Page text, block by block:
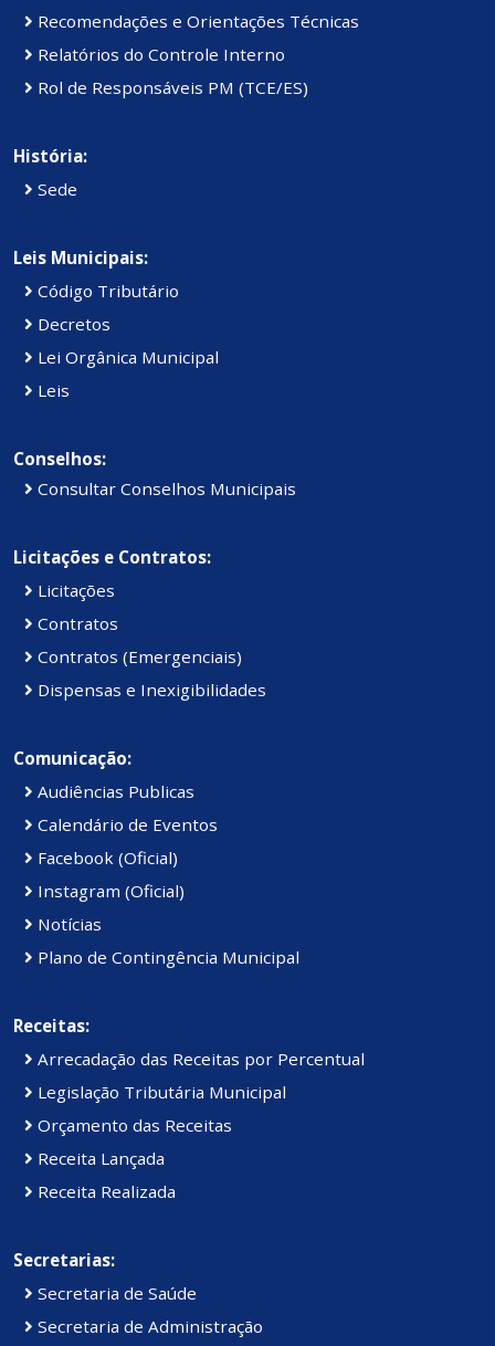
Recomendações e Orientações Técnicas
Relatórios do Controle Interno
Rol de Responsáveis PM (TCE/ES)
História:
Sede
Leis Municipais:
Código Tributário
Decretos
Lei Orgânica Municipal
Leis
Conselhos:
Consultar Conselhos Municipais
Licitações e Contratos:
Licitações
Contratos
Contratos (Emergenciais)
Dispensas e Inexigibilidades
Comunicação:
Audiências Publicas
Calendário de Eventos
Facebook (Oficial)
Instagram (Oficial)
Notícias
Plano de Contingência Municipal
Receitas:
Arrecadação das Receitas por Percentual
Legislação Tributária Municipal
Orçamento das Receitas
Receita Lançada
Receita Realizada
Secretarias:
Secretaria de Saúde
Secretaria de Administração